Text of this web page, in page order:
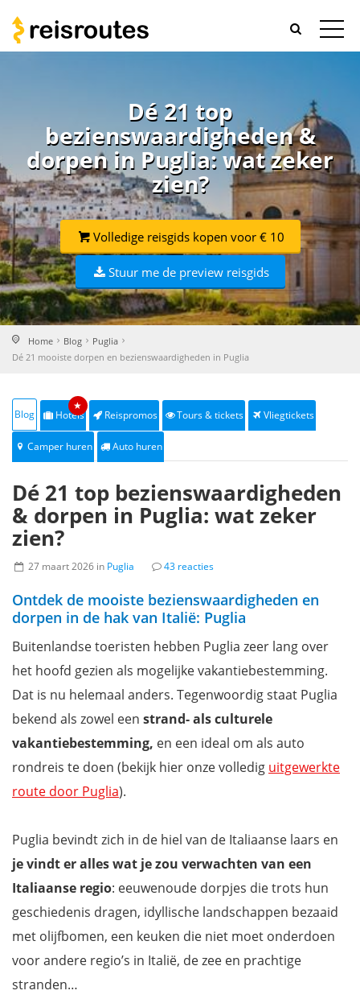
Dé 21 top
bezienswaardigheden &
dorpen in Puglia: wat zeker
zien?
Volledige reisgids kopen voor € 10
Stuur me de preview reisgids
Home Blog
Puglia
Dé 21 mooiste dorpen en bezienswaardigheden in Puglia
Blog Hotels
★
Reispromos Tours & tickets Vliegtickets
Camper huren Auto huren
Dé 21 top bezienswaardigheden
& dorpen in Puglia: wat zeker
zien?
27 maart 2026 in Puglia 43 reacties
Ontdek de mooiste bezienswaardigheden en
dorpen in de hak van Italië: Puglia
Buitenlandse toeristen hebben Puglia zeer lang over
het hoofd gezien als mogelijke vakantiebestemming.
Dat is nu helemaal anders. Tegenwoordig staat Puglia
bekend als zowel een strand- als culturele
vakantiebestemming, en een ideal om als auto
rondreis te doen (bekijk hier onze volledig uitgewerkte
route door Puglia).
Puglia bevindt zich in de hiel van de Italiaanse laars en
je vindt eralles wat je zou verwachten van een
Italiaanse regio: eeuwenoude dorpjes die trots hun
geschiedenis dragen, idyllische landschappen bezaaid
met olijfbomen, een keuken die niet moet onderdoen
voor andere regio’s in Italië, de zee en prachtige
stranden…